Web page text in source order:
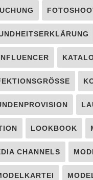
LOOKBOOK
CHANNELS